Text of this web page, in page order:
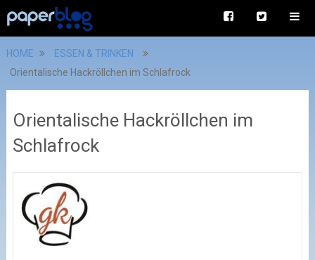
HOME
ESSEN & TRINKEN
Orientalische Hackröllchen im Schlafrock
Orientalische Hackröllchen im
Schlafrock